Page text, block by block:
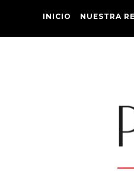
INICIO NUESTRA